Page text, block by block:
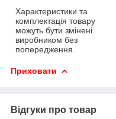
Характеристики та
комплектація товару
можуть бути змінені
виробником без
попередження.
Приховати
Відгуки про товар